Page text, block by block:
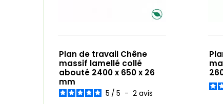
Plan de travail Chêne
massif lamellé collé
abouté 2400 x 650 x 26
mm
5 / 5 - 2avis